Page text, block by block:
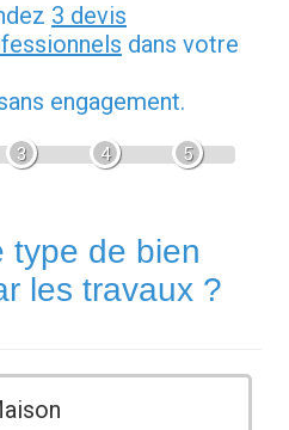
3 devis
dans votre
engagement.
3 4 5
type de bien
les travaux ?